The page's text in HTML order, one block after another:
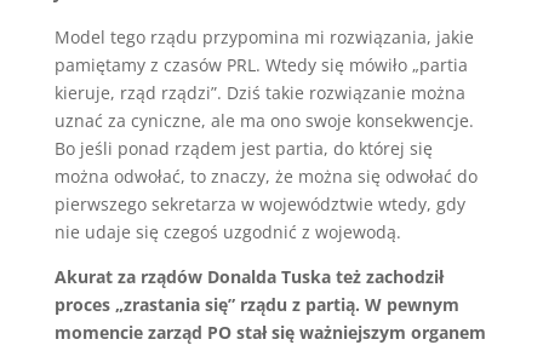
Model tego rządu przypomina mi rozwiązania, jakie
pamiętamy z czasów PRL. Wtedy się mówiło „partia
kieruje, rząd rządzi”. Dziś takie rozwiązanie można
uznać za cyniczne, ale ma ono swoje konsekwencje.
Bo jeśli ponad rządem jest partia, do której się
można odwołać, to znaczy, że można się odwołać do
pierwszego sekretarza w województwie wtedy, gdy
nie udaje się czegoś uzgodnić z wojewodą.
Akurat za rządów Donalda Tuska też zachodził
proces „zrastania się” rządu z partią. W pewnym
momencie zarząd PO stał się ważniejszym organem